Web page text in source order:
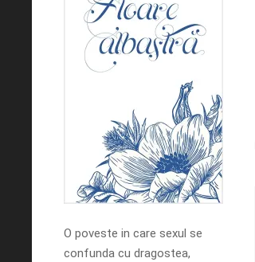
O poveste in care sexul se
confunda cu dragostea,